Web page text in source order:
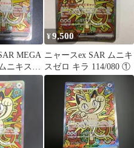
MEGA
ニキスゼ
¥9,500
ニャースex SAR ムニキ
スゼロ キラ 114/080 ①